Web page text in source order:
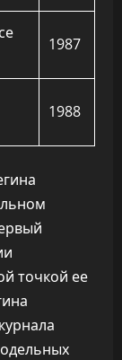
1987
1988
точкой ее